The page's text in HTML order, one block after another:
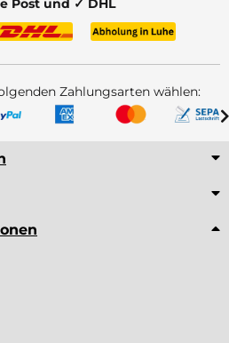
Zahlungsarten wählen: